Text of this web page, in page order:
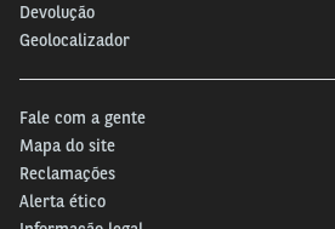
Devolução
Geolocalizador
Fale com a gente
Mapa do site
Reclamações
Alerta ético